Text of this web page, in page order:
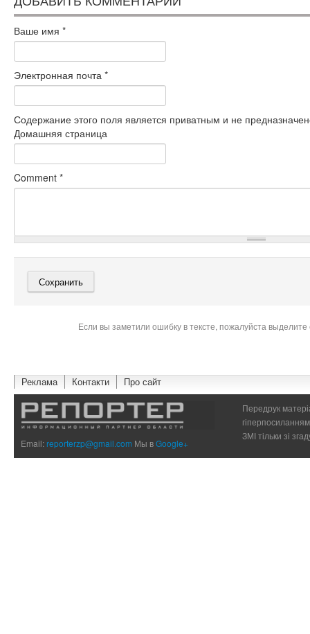
Ваше имя *
Электронная почта *
Содержание этого поля является приватным и не
Домашняя страница
Comment *
Если вы заметили ошибку в тексте, пожалуйста
Реклама Контакти Про сайт
Email:reporterzp@gmail.com Мы вGoogle+
Передрук
ЗМІ тільки зі